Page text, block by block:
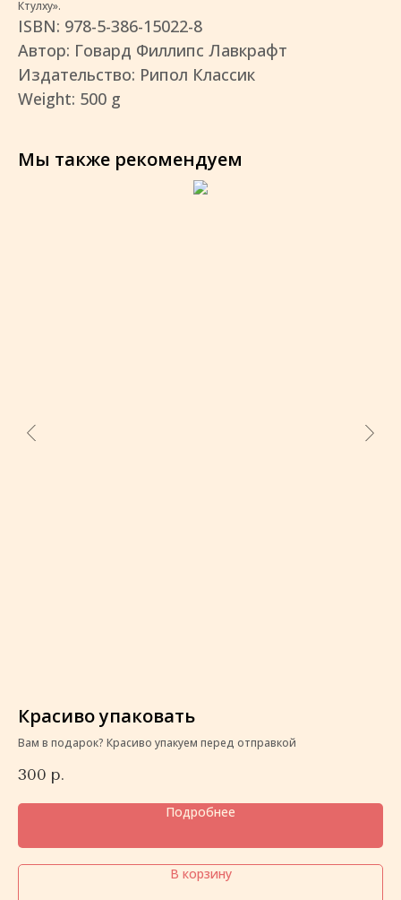
Ктулху».
ISBN: 978-5-386-15022-8
Автор: Говард Филлипс Лавкрафт
Издательство: Рипол Классик
Weight: 500 g
Мы также рекомендуем
Красиво упаковать
Вам в подарок? Красиво упакуем перед отправкой
300 р.
Подробнее
В корзину